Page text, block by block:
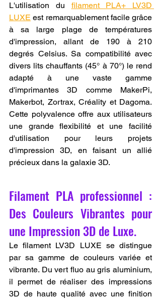
L'utilisation du filament PLA+ LV3D
LUXE est remarquablement facile grâce
à sa large plage de températures
d'impression, allant de 190 à 210
degrés Celsius. Sa compatibilité avec
divers lits chauffants (45° à 70°) le rend
adapté à une vaste gamme
d'imprimantes 3D comme MakerPi,
Makerbot, Zortrax, Créality et Dagoma.
Cette polyvalence offre aux utilisateurs
une grande flexibilité et une facilité
d'utilisation pour leurs projets
d'impression 3D, en faisant un allié
précieux dans la galaxie 3D.
Filament PLA professionnel :
Des Couleurs Vibrantes pour
une Impression 3D de Luxe.
Le filament LV3D LUXE se distingue
par sa gamme de couleurs variée et
vibrante. Du vert fluo au gris aluminium,
il permet de réaliser des impressions
3D de haute qualité avec une finition